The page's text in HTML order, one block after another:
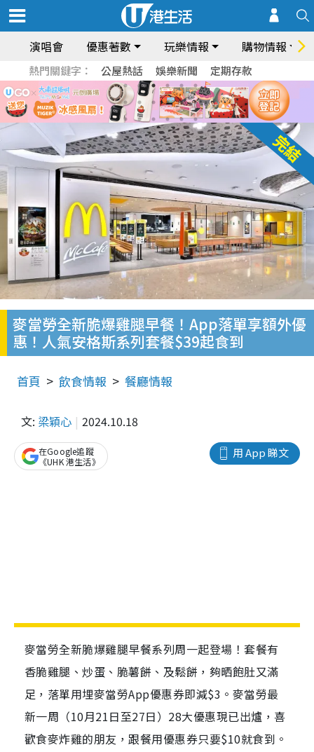
演唱會 優惠著數 玩樂情報 購物情報
熱門關鍵字： 公屋熱話 娛樂新聞 定期存款
麥當勞全新脆爆雞腿早餐！App落單享額外優
惠！人氣安格斯系列套餐$39起食到
首頁 飲食情報 餐廳情報
文: 梁穎心 2024.10.18
用 App 睇文
在Google追蹤
《UHK 港生活》
麥當勞全新脆爆雞腿早餐系列周一起登場！套餐有
香脆雞腿、炒蛋、脆薯餅、及鬆餅，夠晒飽肚又滿
足，落單用埋麥當勞App優惠券即減$3。麥當勞最
新一周（10月21日至27日）28大優惠現已出爐，喜
歡食麥炸雞的朋友，跟餐用優惠券只要$10就食到。